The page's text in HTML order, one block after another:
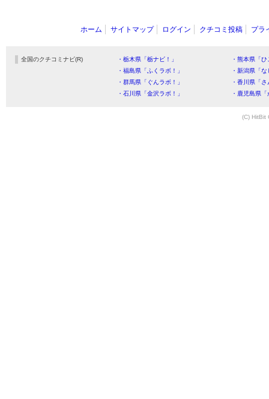
ホーム サイトマップ ログイン クチコミ投稿 プラ
全国のクチコミナビ(R) ・栃木県「栃ナビ！」
・熊本県「
・福島県「ふくラボ！」
・新潟県「
・群馬県「ぐんラボ！」
・香川県「
・石川県「金沢ラボ！」
・鹿児島県
(C) HitBit